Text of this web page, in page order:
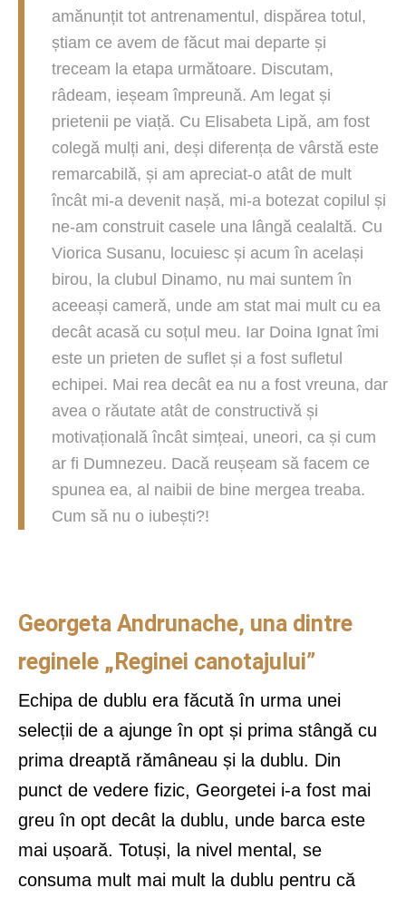
amănunțit tot antrenamentul, dispărea totul,
știam ce avem de făcut mai departe și
treceam la etapa următoare. Discutam,
râdeam, ieșeam împreună. Am legat și
prietenii pe viață. Cu Elisabeta Lipă, am fost
colegă mulți ani, deși diferența de vârstă este
remarcabilă, și am apreciat-o atât de mult
încât mi-a devenit nașă, mi-a botezat copilul și
ne-am construit casele una lângă cealaltă. Cu
Viorica Susanu, locuiesc și acum în același
birou, la clubul Dinamo, nu mai suntem în
aceeași cameră, unde am stat mai mult cu ea
decât acasă cu soțul meu. Iar Doina Ignat îmi
este un prieten de suflet și a fost sufletul
echipei. Mai rea decât ea nu a fost vreuna, dar
avea o răutate atât de constructivă și
motivațională încât simțeai, uneori, ca și cum
ar fi Dumnezeu. Dacă reușeam să facem ce
spunea ea, al naibii de bine mergea treaba.
Cum să nu o iubești?!
Georgeta Andrunache, una dintre
reginele „Reginei canotajului”
Echipa de dublu era făcută în urma unei
selecții de a ajunge în opt și prima stângă cu
prima dreaptă rămâneau și la dublu. Din
punct de vedere fizic, Georgetei i-a fost mai
greu în opt decât la dublu, unde barca este
mai ușoară. Totuși, la nivel mental, se
consuma mult mai mult la dublu pentru că